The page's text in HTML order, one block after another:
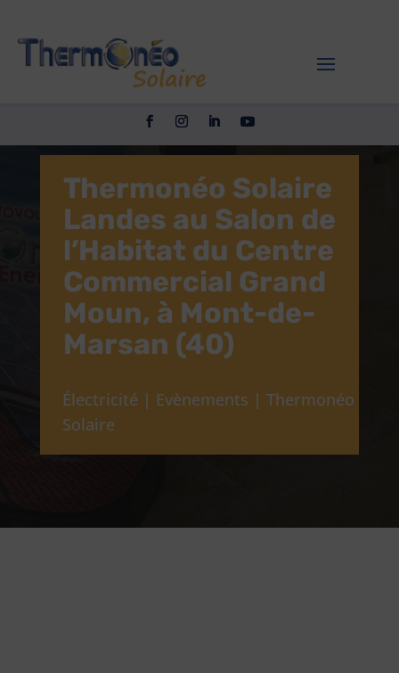
Thermonéo Solaire
Landes au Salon de
l’Habitat du Centre
Commercial Grand
Moun, à Mont-de-
Marsan (40)
Électricité | Evènements | Thermonéo
Solaire